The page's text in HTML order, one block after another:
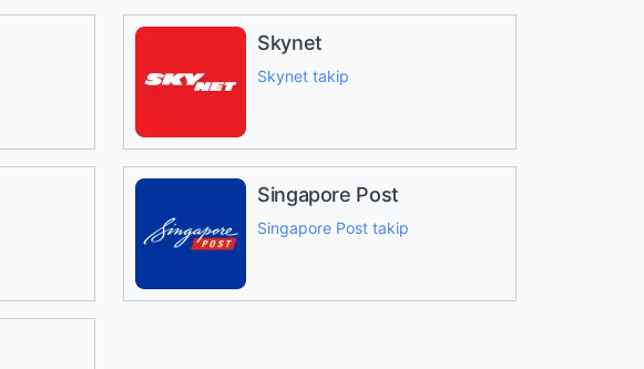
Skynet
Skynet takip
Singapore Post
Singapore Post takip